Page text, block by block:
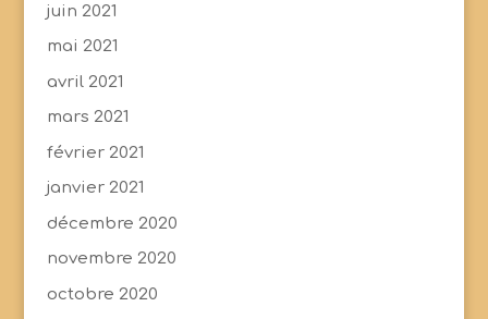
juin 2021
mai 2021
avril 2021
mars 2021
février 2021
janvier 2021
décembre 2020
novembre 2020
octobre 2020